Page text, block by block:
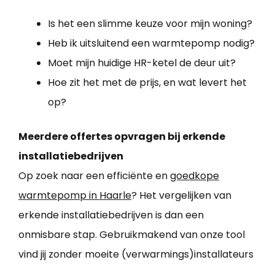
Is het een slimme keuze voor mijn woning?
Heb ik uitsluitend een warmtepomp nodig?
Moet mijn huidige HR-ketel de deur uit?
Hoe zit het met de prijs, en wat levert het
op?
Meerdere offertes opvragen bij erkende
installatiebedrijven
Op zoek naar een efficiënte engoedkope
warmtepomp in Haarle? Het vergelijken van
erkende installatiebedrijven is dan een
onmisbare stap. Gebruikmakend van onze tool
vind jij zonder moeite (verwarmings)installateurs